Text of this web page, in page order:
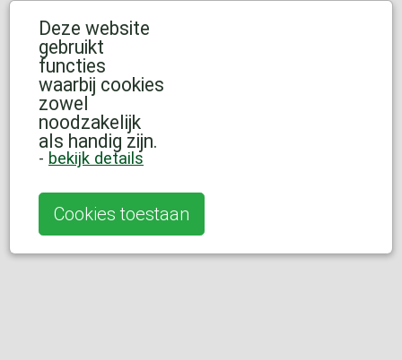
Deze website
gebruikt
functies
waarbij cookies
zowel
noodzakelijk
als handig zijn.
- bekijk details
Cookies toestaan